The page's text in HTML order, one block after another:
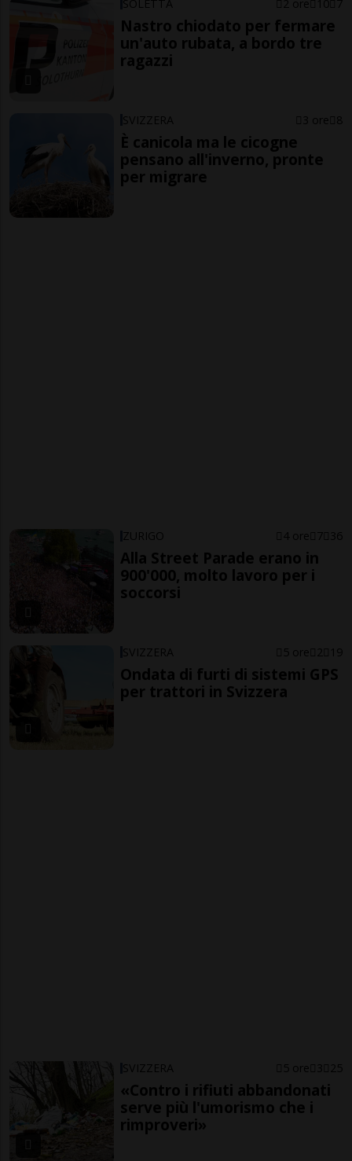
SOLETTA 2 ore 10 7
Nastro chiodato per fermare
un'auto rubata, a bordo tre
ragazzi
SVIZZERA 3 ore 8
È canicola ma le cicogne
pensano all'inverno, pronte
per migrare
ZURIGO 4 ore 7 36
Alla Street Parade erano in
900'000, molto lavoro per i
soccorsi
SVIZZERA 5 ore 2 19
Ondata di furti di sistemi GPS
per trattori in Svizzera
SVIZZERA 5 ore 3 25
«Contro i rifiuti abbandonati
serve più l'umorismo che i
rimproveri»